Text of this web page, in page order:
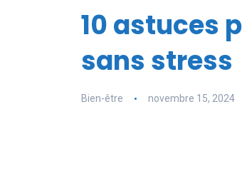
10 astuces
sans stress
Bien-être novembre 15, 2024